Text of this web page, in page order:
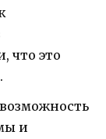
что это
и